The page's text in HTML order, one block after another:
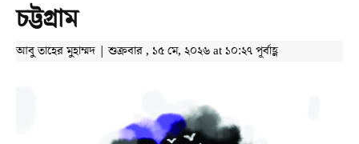
চট্টগ্রাম
আবু তাহের মুহাম্মদ | শুক্রবার , ১৫ মে, ২০২৬ at ১০:২৭ পূর্বাহ্ণ